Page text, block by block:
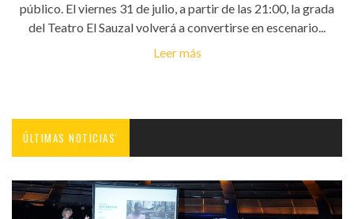
público. El viernes 31 de julio, a partir de las 21:00, la grada
del Teatro El Sauzal volverá a convertirse en escenario...
Leer más
ÚLTIMAS NOTICIAS'